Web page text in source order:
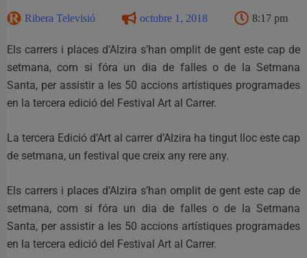
Ribera Televisió octubre 1, 2018 8:17 pm
Els carrers i places d’Alzira s’han omplit de gent este cap de
setmana, com si fóra un dia de falles o de la Setmana
Santa, per assistir a les 50 accions artístiques programades
en la tercera edició del Festival Art al Carrer.
La tercera Edició d’Art al carrer d’Alzira ha tingut lloc este cap
de setmana, un festival que creix any rere any.
Els carrers i places d’Alzira s’han omplit de gent este cap de
setmana, com si fóra un dia de falles o de la Setmana
Santa, per assistir a les 50 accions artístiques programades
en la tercera edició del Festival Art al Carrer.